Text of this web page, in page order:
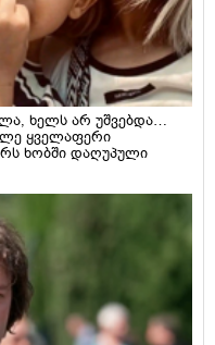
ხელს არ უშვებდა…
ყველაფერი
ხობში დაღუპული